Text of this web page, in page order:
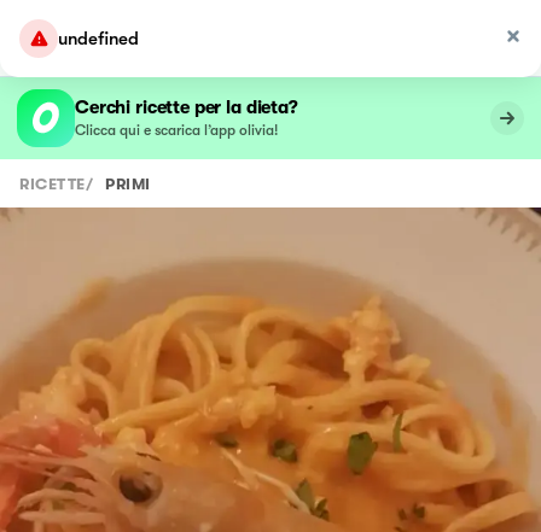
undefined
Cerchi ricette per la dieta?
Clicca qui e scarica l’app olivia!
RICETTE/ PRIMI